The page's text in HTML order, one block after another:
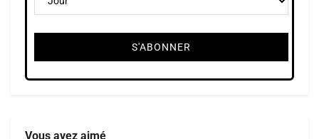
Vous avez aimé